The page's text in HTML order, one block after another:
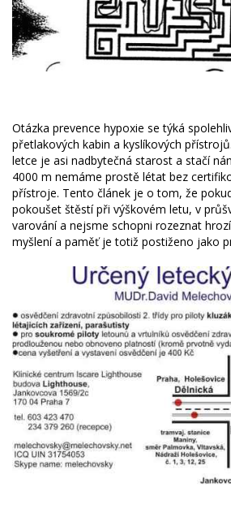
Otázka prevence hypoxie se týká
přetlakových kabin a kyslíkových
letce je asi nadbytečná starost a stačí
4000 m nemáme prostě létat bez
přístroje. Tento článek je o tom, že
pokoušet štěstí při výškovém letu, v
varování a nejsme schopni rozeznat
myšlení a paměť je totiž postiženo jako